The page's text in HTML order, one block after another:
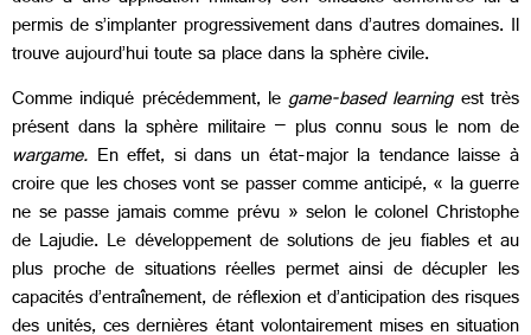
permis de s’implanter progressivement dans d’autres domaines. Il
trouve aujourd’hui toute sa place dans la sphère civile.
Comme indiqué précédemment, legame-based learningest très
présent dans la sphère militaire – plus connu sous le nom de
wargame. En effet, si dans un état-major la tendance laisse à
croire que les choses vont se passer comme anticipé, « la guerre
ne se passe jamais comme prévu » selon le colonel Christophe
de Lajudie. Le développement de solutions de jeu fiables et au
plus proche de situations réelles permet ainsi de décupler les
capacités d’entraînement, de réflexion et d’anticipation des risques